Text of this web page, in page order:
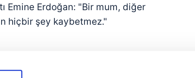
Emine Erdoğan: "Bir mum, diğer
hiçbir şey kaybetmez."
tam olarak burada saklı. Bilgi